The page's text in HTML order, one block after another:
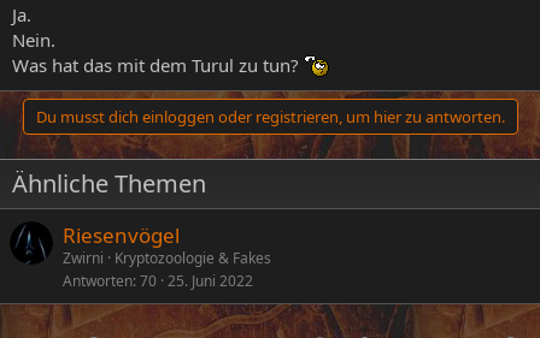
Ja.
Nein.
Was hat das mit dem Turul zu tun?
Du musst dich einloggen oder registrieren, um hier zu antworten.
Ähnliche Themen
Riesenvögel
Zwirni
Kryptozoologie & Fakes
Antworten 70 25. Juni 2022